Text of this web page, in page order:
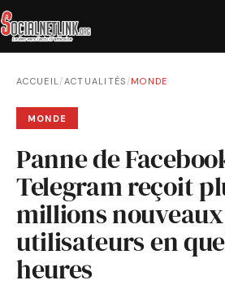
ACCUEIL/ACTUALITÉS /MONDE
MONDE
Panne de
Telegram reçoit
millions nouveaux
utilisateurs en
heures